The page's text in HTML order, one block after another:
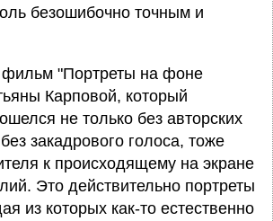
безошибочно точным и
"Портреты на фоне
Карповой, который
не только без авторских
закадрового голоса, тоже
к происходящему на экране
Это действительно портреты
из которых как-то естественно